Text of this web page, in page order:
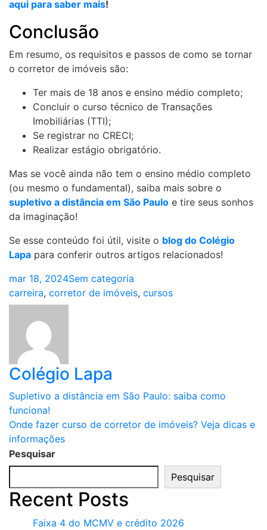
aqui para saber mais!
Conclusão
Em resumo, os requisitos e passos de como se tornar
o corretor de imóveis são:
Ter mais de 18 anos e ensino médio completo;
Concluir o curso técnico de Transações
Imobiliárias (TTI);
Se registrar no CRECI;
Realizar estágio obrigatório.
Mas se você ainda não tem o ensino médio completo
(ou mesmo o fundamental), saiba mais sobre o
supletivo a distância em São Paulo e tire seus sonhos
da imaginação!
Se esse conteúdo foi útil, visite o blog do Colégio
Lapa para conferir outros artigos relacionados!
mar 18, 2024Sem categoria
Tags
carreira, corretor de imóveis, cursos
Colégio Lapa
Navegação
de
Post
Supletivo a distância em São Paulo: saiba como
funciona!
Onde fazer curso de corretor de imóveis? Veja dicas e
informações
Pesquisar
Pesquisar
Recent Posts
Faixa 4 do MCMV e crédito 2026